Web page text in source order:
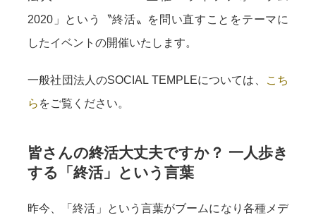
2020」という〝終活〟を問い直すことをテーマに
したイベントの開催いたします。
一般社団法人のSOCIAL TEMPLEについては、
こち
ら をご覧ください。
皆さんの終活大丈夫ですか？ 一人歩き
する「終活」という言葉
昨今、「終活」という言葉がブームになり各種メデ